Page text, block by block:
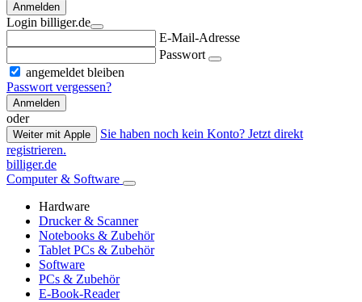
Anmelden
Login billiger.de
E-Mail-Adresse
Passwort
angemeldet bleiben
Passwort vergessen?
Anmelden
oder
Weiter mit Apple
Sie haben noch kein Konto? Jetzt direkt
registrieren.
billiger.de
Computer & Software
Hardware
Drucker & Scanner
Notebooks & Zubehör
Tablet PCs & Zubehör
Software
PCs & Zubehör
E-Book-Reader